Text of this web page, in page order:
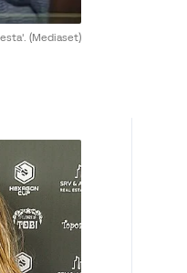
(Mediaset)